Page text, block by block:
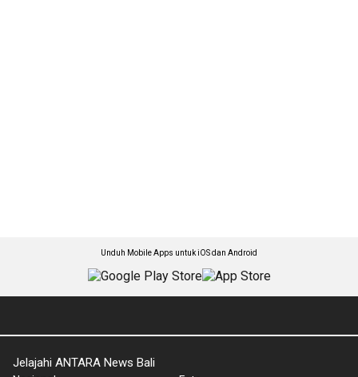
Unduh Mobile Apps untuk iOS dan Android
Jelajahi ANTARA News Bali